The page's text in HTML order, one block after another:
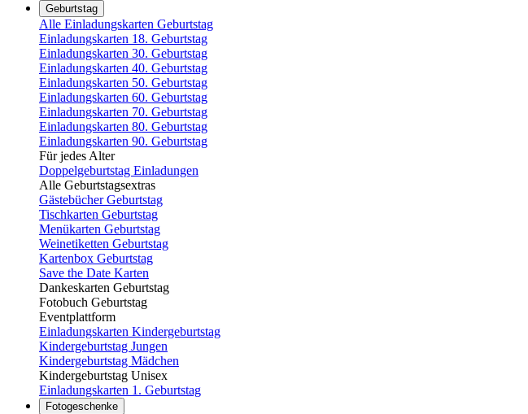
Geburtstag
Alle Einladungskarten Geburtstag
Einladungskarten 18. Geburtstag
Einladungskarten 30. Geburtstag
Einladungskarten 40. Geburtstag
Einladungskarten 50. Geburtstag
Einladungskarten 60. Geburtstag
Einladungskarten 70. Geburtstag
Einladungskarten 80. Geburtstag
Einladungskarten 90. Geburtstag
Für jedes Alter
Doppelgeburtstag Einladungen
Alle Geburtstagsextras
Gästebücher Geburtstag
Tischkarten Geburtstag
Menükarten Geburtstag
Weinetiketten Geburtstag
Kartenbox Geburtstag
Save the Date Karten
Dankeskarten Geburtstag
Fotobuch Geburtstag
Eventplattform
Einladungskarten Kindergeburtstag
Kindergeburtstag Jungen
Kindergeburtstag Mädchen
Kindergeburtstag Unisex
Einladungskarten 1. Geburtstag
Fotogeschenke